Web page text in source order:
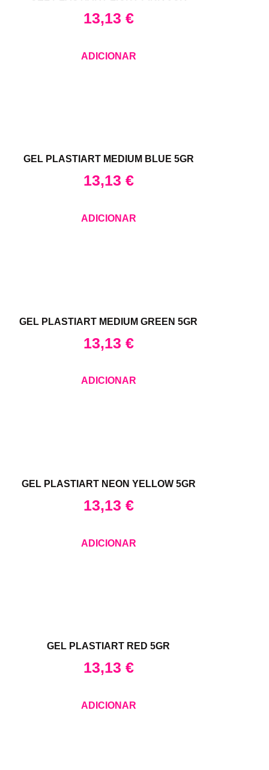
13,13 €
ADICIONAR
GEL PLASTIART MEDIUM BLUE 5GR
13,13 €
ADICIONAR
GEL PLASTIART MEDIUM GREEN 5GR
13,13 €
ADICIONAR
GEL PLASTIART NEON YELLOW 5GR
13,13 €
ADICIONAR
GEL PLASTIART RED 5GR
13,13 €
ADICIONAR